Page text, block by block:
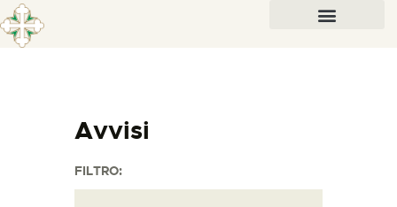
Avvisi
FILTRO: